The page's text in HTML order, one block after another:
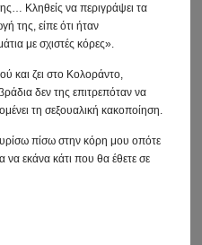
Κληθείς να περιγράψει τα
της, είπε ότι ήταν
με σχιστές κόρες».
και ζει στο Κολοράντο,
δεν της επιτρεπόταν να
τη σεξουαλική κακοποίηση.
πίσω στην κόρη μου οπότε
εκάνα κάτι που θα έθετε σε